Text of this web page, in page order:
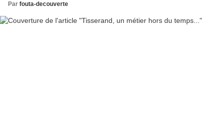
Par fouta-decouverte